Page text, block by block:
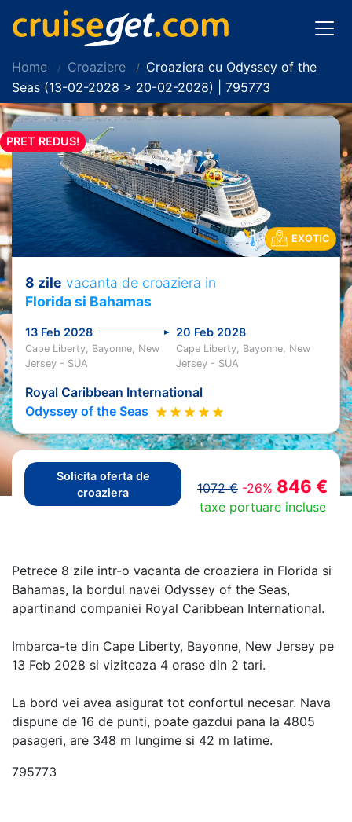
Home Croaziere
Croaziera cu Odyssey of the
Seas (13-02-2028 > 20-02-2028) | 795773
PRET REDUS!
EXOTIC
8 zile vacanta de croaziera in
Florida si Bahamas
13 Feb 2028 20 Feb 2028
Cape Liberty, Bayonne, New
Jersey - SUA
Cape Liberty, Bayonne, New
Jersey - SUA
Royal Caribbean International
Odyssey of the Seas
Solicita oferta de
croaziera
1072 € -26% 846 €
taxe portuare incluse
Petrece 8 zile intr-o vacanta de croaziera in Florida si
Bahamas, la bordul navei Odyssey of the Seas,
apartinand companiei Royal Caribbean International.
Imbarca-te din Cape Liberty, Bayonne, New Jersey pe
13 Feb 2028 si viziteaza 4 orase din 2 tari.
La bord vei avea asigurat tot confortul necesar. Nava
dispune de 16 de punti, poate gazdui pana la 4805
pasageri, are 348 m lungime si 42 m latime.
795773